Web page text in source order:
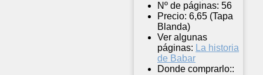
Nº de páginas: 56
Precio: 6,65 (Tapa
Blanda)
Ver algunas
páginas: La historia
de Babar
Donde comprarlo::